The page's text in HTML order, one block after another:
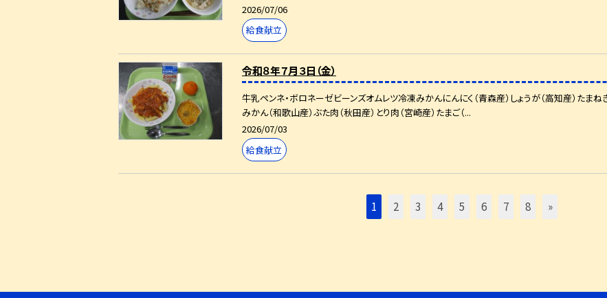
2026/07/06
給食献立
令和８年７月３日（金）
牛乳ペンネ・ボロネーゼビーンズオムレツ冷凍みかんにんにく（青森産）しょうが（高知産）たまね
みかん（和歌山産）ぶた肉（秋田産）とり肉（宮崎産）たまご（...
2026/07/03
給食献立
1 2 3 4 5 6 7 8 »